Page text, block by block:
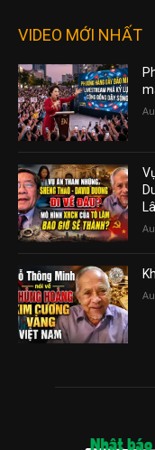
VIDEO MỚI NHẤT